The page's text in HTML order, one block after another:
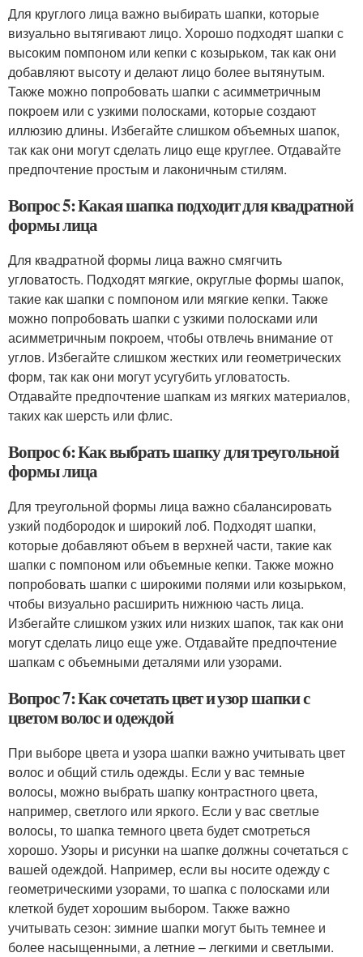
Для круглого лица важно выбирать шапки, которые
визуально вытягивают лицо. Хорошо подходят шапки с
высоким помпоном или кепки с козырьком, так как они
добавляют высоту и делают лицо более вытянутым.
Также можно попробовать шапки с асимметричным
покроем или с узкими полосками, которые создают
иллюзию длины. Избегайте слишком объемных шапок,
так как они могут сделать лицо еще круглее. Отдавайте
предпочтение простым и лаконичным стилям.
Вопрос 5: Какая шапка подходит для квадратной
формы лица
Для квадратной формы лица важно смягчить
угловатость. Подходят мягкие, округлые формы шапок,
такие как шапки с помпоном или мягкие кепки. Также
можно попробовать шапки с узкими полосками или
асимметричным покроем, чтобы отвлечь внимание от
углов. Избегайте слишком жестких или геометрических
форм, так как они могут усугубить угловатость.
Отдавайте предпочтение шапкам из мягких материалов,
таких как шерсть или флис.
Вопрос 6: Как выбрать шапку для треугольной
формы лица
Для треугольной формы лица важно сбалансировать
узкий подбородок и широкий лоб. Подходят шапки,
которые добавляют объем в верхней части, такие как
шапки с помпоном или объемные кепки. Также можно
попробовать шапки с широкими полями или козырьком,
чтобы визуально расширить нижнюю часть лица.
Избегайте слишком узких или низких шапок, так как они
могут сделать лицо еще уже. Отдавайте предпочтение
шапкам с объемными деталями или узорами.
Вопрос 7: Как сочетать цвет и узор шапки с
цветом волос и одеждой
При выборе цвета и узора шапки важно учитывать цвет
волос и общий стиль одежды. Если у вас темные
волосы, можно выбрать шапку контрастного цвета,
например, светлого или яркого. Если у вас светлые
волосы, то шапка темного цвета будет смотреться
хорошо. Узоры и рисунки на шапке должны сочетаться с
вашей одеждой. Например, если вы носите одежду с
геометрическими узорами, то шапка с полосками или
клеткой будет хорошим выбором. Также важно
учитывать сезон: зимние шапки могут быть темнее и
более насыщенными, а летние – легкими и светлыми.